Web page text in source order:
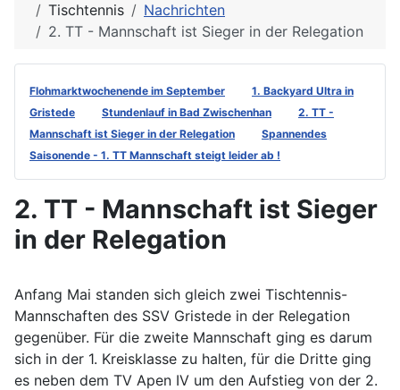
Tischtennis
Nachrichten
2. TT - Mannschaft ist Sieger in der Relegation
Flohmarktwochenende im September
1. Backyard Ultra in
Gristede
Stundenlauf in Bad Zwischenhan
2. TT -
Mannschaft ist Sieger in der Relegation
Spannendes
Saisonende - 1. TT Mannschaft steigt leider ab !
2. TT - Mannschaft ist Sieger
in der Relegation
Anfang Mai standen sich gleich zwei Tischtennis-
Mannschaften des SSV Gristede in der Relegation
gegenüber. Für die zweite Mannschaft ging es darum
sich in der 1. Kreisklasse zu halten, für die Dritte ging
es neben dem TV Apen IV um den Aufstieg von der 2.